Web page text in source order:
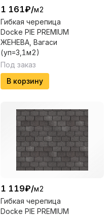
1 161₽/м2
Гибкая черепица
Docke PIE PREMIUM
ЖЕНЕВА, Вагаси
(уп=3,1м2)
Под заказ
В корзину
1 119₽/м2
Гибкая черепица
Docke PIE PREMIUM